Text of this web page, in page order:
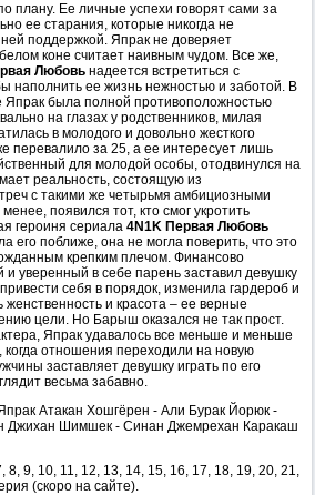
плану. Ее личные успехи говорят сами за
ее старания, которые никогда не
поддержкой. Япрак не доверяет
коне считает наивным чудом. Все же,
Любовь надеется встретиться с
наполнить ее жизнь нежностью и заботой. В
Япрак была полной противоположностью
на глазах у родственников, милая
в молодого и довольно жесткого
перевалило за 25, а ее интересует лишь
для молодой особы, отодвинулся на
реальность, состоящую из
с такими же четырьмя амбициозными
появился тот, кто смог укротить
героиня сериала 4N1K Первая Любовь
его поближе, она не могла поверить, что это
крепким плечом. Финансово
уверенный в себе парень заставил девушку
себя в порядок, изменила гардероб и
и красота – ее верные
цели. Но Барыш оказался не так прост.
Япрак удавалось все меньше и меньше
когда отношения переходили на новую
заставляет девушку играть по его
весьма забавно.
Атакан Хошгёрен - Али Бурак Йорюк -
Джихан Шимшек - Синан Джемрехан Каракаш
8, 9, 10, 11, 12, 13, 14, 15, 16, 17, 18, 19, 20, 21,
(скоро на сайте).